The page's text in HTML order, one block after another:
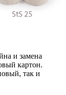
и замена
картон.
так и